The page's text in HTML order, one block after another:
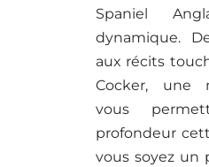
Spaniel
dynamique.
aux récits
Cocker, une
vous
profondeur
vous soyez un